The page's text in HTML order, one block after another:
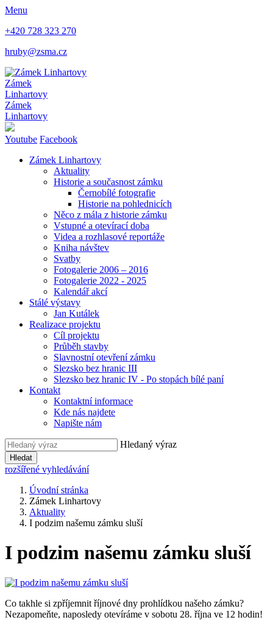
Menu
+420 728 323 270
hruby@zsma.cz
Zámek
Linhartovy
Zámek
Linhartovy
Youtube Facebook
Zámek Linhartovy
Aktuality
Historie a současnost zámku
Černobílé fotografie
Historie na pohlednicích
Něco z mála z historie zámku
Vstupné a otevírací doba
Videa a rozhlasové reportáže
Kniha návštev
Svatby
Fotogalerie 2006 – 2016
Fotogalerie 2022 - 2025
Kalendář akcí
Stálé výstavy
Jan Kutálek
Realizace projektu
Cíl projektu
Průběh stavby
Slavnostní otevření zámku
Slezsko bez hranic III
Slezsko bez hranic IV - Po stopách bílé paní
Kontakt
Kontaktní informace
Kde nás najdete
Napište nám
Hledaný výraz
Hledat
rozšířené vyhledávání
Úvodní stránka
Zámek Linhartovy
Aktuality
I podzim našemu zámku sluší
I podzim našemu zámku sluší
Co takhle si zpříjemnit říjnové dny prohlídkou našeho zámku?
Nezapomeňte, naposledy otevíráme v sobotu 28. října ve 12 hodin!